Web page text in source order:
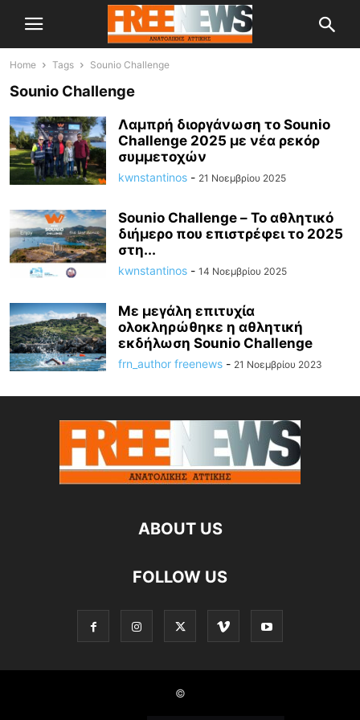
Home Tags Sounio Challenge
Sounio Challenge
Λαμπρή διοργάνωση το Sounio
Challenge 2025 με νέα ρεκόρ
συμμετοχών
kwnstantinos - 21 Νοεμβρίου 2025
Sounio Challenge – Το αθλητικό
διήμερο που επιστρέφει το 2025
στη...
kwnstantinos - 14 Νοεμβρίου 2025
Με μεγάλη επιτυχία
ολοκληρώθηκε η αθλητική
εκδήλωση Sounio Challenge
frn_author freenews - 21 Νοεμβρίου 2023
ABOUT US
FOLLOW US
©